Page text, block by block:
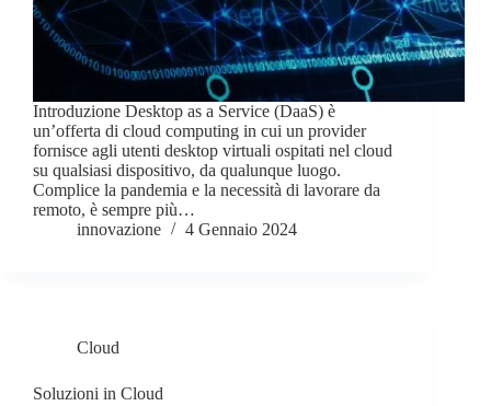
Introduzione Desktop as a Service (DaaS) è
un’offerta di cloud computing in cui un provider
fornisce agli utenti desktop virtuali ospitati nel cloud
su qualsiasi dispositivo, da qualunque luogo.
Complice la pandemia e la necessità di lavorare da
remoto, è sempre più…
innovazione
4 Gennaio 2024
Cloud
Soluzioni in Cloud